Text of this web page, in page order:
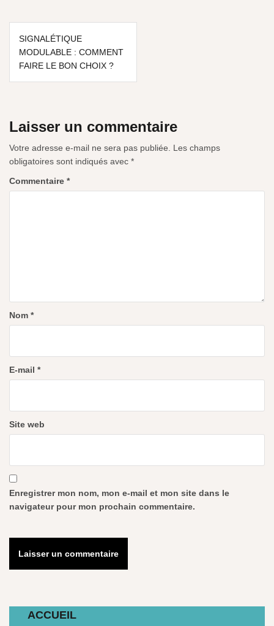
SIGNALÉTIQUE
MODULABLE : COMMENT
FAIRE LE BON CHOIX ?
Laisser un commentaire
Votre adresse e-mail ne sera pas publiée.
Les champs
obligatoires sont indiqués avec *
Commentaire *
Nom *
E-mail *
Site web
Enregistrer mon nom, mon e-mail et mon site dans le
navigateur pour mon prochain commentaire.
ACCUEIL